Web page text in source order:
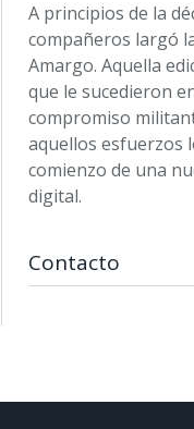
A principios de la
compañeros largó
Amargo. Aquella
que le sucedieron
compromiso
aquellos esfuerzos
comienzo de una
digital.
Contacto